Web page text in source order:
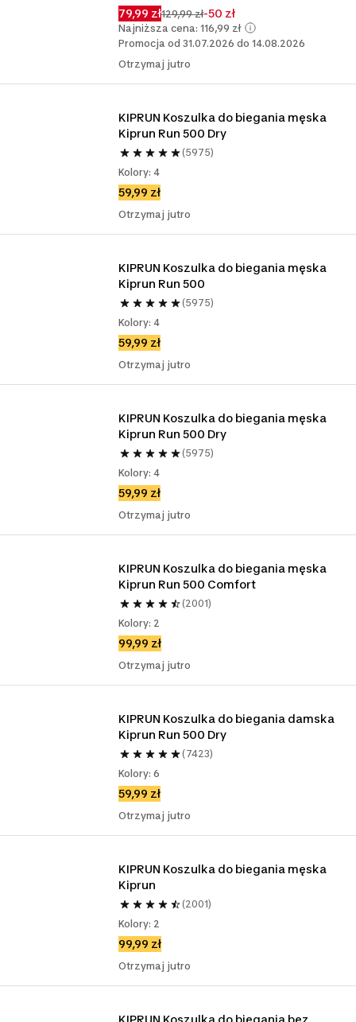
79,99 zł129,99 zł-50 zł
Najniższa cena: 116,99 zł
Promocja od 31.07.2026 do 14.08.2026
Otrzymaj jutro
KIPRUN Koszulka do biegania męska
Kiprun Run 500 Dry
(5975)
Kolory: 4
59,99 zł
Otrzymaj jutro
KIPRUN Koszulka do biegania męska
Kiprun Run 500
(5975)
Kolory: 4
59,99 zł
Otrzymaj jutro
KIPRUN Koszulka do biegania męska
Kiprun Run 500 Dry
(5975)
Kolory: 4
59,99 zł
Otrzymaj jutro
KIPRUN Koszulka do biegania męska
Kiprun Run 500 Comfort
(2001)
Kolory: 2
99,99 zł
Otrzymaj jutro
KIPRUN Koszulka do biegania damska
Kiprun Run 500 Dry
(7423)
Kolory: 6
59,99 zł
Otrzymaj jutro
KIPRUN Koszulka do biegania męska
Kiprun
(2001)
Kolory: 2
99,99 zł
Otrzymaj jutro
KIPRUN Koszulka do biegania bez